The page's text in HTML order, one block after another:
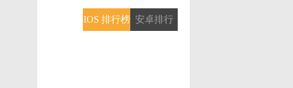
IOS 排行榜 安卓排行